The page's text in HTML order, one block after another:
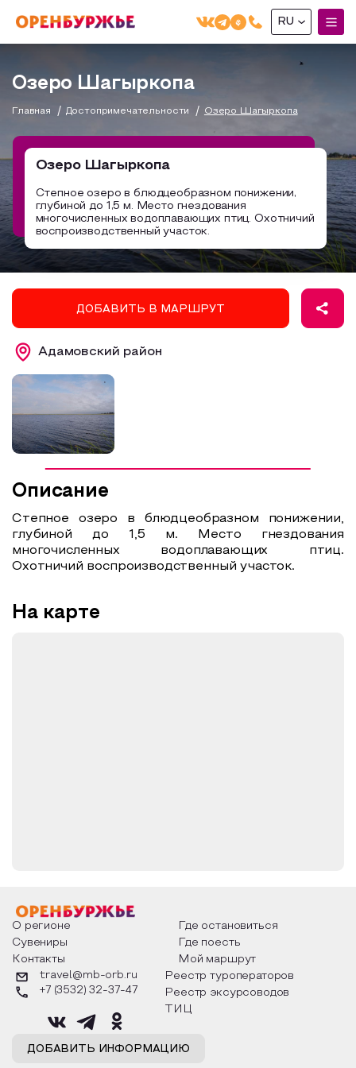
О РЕГИОНЕ
О регионе
Бузулук и Бузулукский район
Соль-Илецкий район
Саракташский район
МОЙ МАРШРУТ
Маршруты от туроператоров
Промышленный туризм
Пешеходный туризм
Автотуризм
Образовательный туризм
Аттестованные экскурсоводы
Маршруты от экскурсоводов
Доступная среда
ГДЕ ПОЕСТЬ
ГДЕ ОСТАНОВИТЬСЯ
СУВЕНИРЫ
RU
Русский(RU)
Озеро Шагыркопа
Главная Достопримечательности Озеро Шагыркопа
Озеро Шагыркопа
Степное озеро в блюдцеобразном понижении,
глубиной до 1,5 м. Место гнездования
многочисленных водоплавающих птиц. Охотничий
воспроизводственный участок.
ДОБАВИТЬ В МАРШРУТ
Адамовский район
Описание
Степное озеро в блюдцеобразном понижении,
глубиной до 1,5 м. Место гнездования
многочисленных водоплавающих птиц.
Охотничий воспроизводственный участок.
На карте
О регионе
Где остановиться
Сувениры
Где поесть
Контакты
Мой маршрут
ДОБАВИТЬ ИНФОРМАЦИЮ
travel@mb-orb.ru
+7 (3532) 32-37-47
Реестр туроператоров
Реестр эксурсоводов
ТИЦ